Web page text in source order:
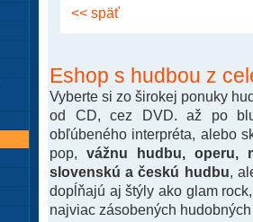
<< späť
Eshop s hudbou z
Vyberte si zo širokej ponuky
od CD, cez DVD. až po
obľúbeného interpréta, alebo
pop, vážnu hudbu, operu,
slovenskú a českú hudbu ,
dopĺňajú aj štýly ako glam
najviac zásobených